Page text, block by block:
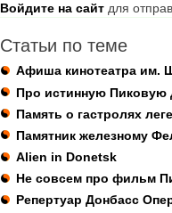
Войдите на сайт для
Статьи по теме
Афиша кинотеатра им.
Про истинную Пиковую
Память о гастролях
Памятник железному
Alien in Donetsk
Не совсем про фильм
Репертуар Донбасс